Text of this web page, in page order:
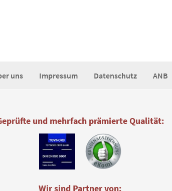
uns Impressum Datenschutz ANB
und mehrfach prämierte Qualität:
Wir sind Partner von: